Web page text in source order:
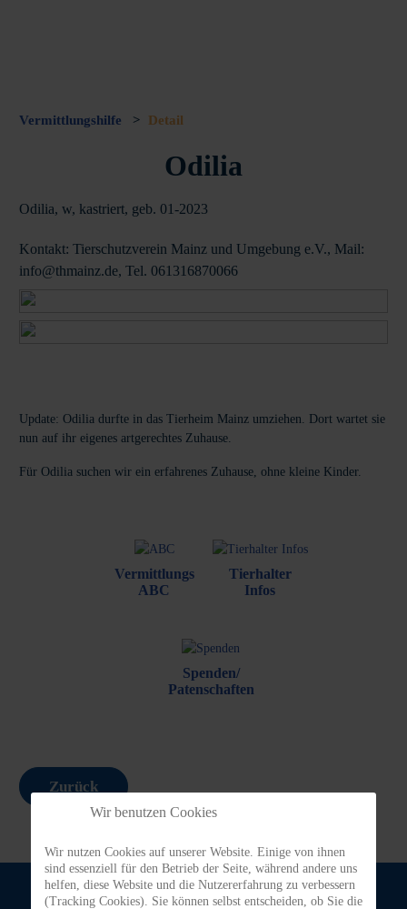
Vermittlungshilfe > Detail
Odilia
Odilia, w, kastriert, geb. 01-2023
Kontakt: Tierschutzverein Mainz und Umgebung e.V., Mail:
info@thmainz.de, Tel. 061316870066
Update: Odilia durfte in das Tierheim Mainz umziehen. Dort wartet sie
nun auf ihr eigenes artgerechtes Zuhause.
Für Odilia suchen wir ein erfahrenes Zuhause, ohne kleine Kinder.
Vermittlungs
ABC
Tierhalter
Infos
Spenden/
Patenschaften
Zurück
Wir benutzen Cookies
Wir nutzen Cookies auf unserer Website. Einige von ihnen
sind essenziell für den Betrieb der Seite, während andere uns
helfen, diese Website und die Nutzererfahrung zu verbessern
(Tracking Cookies). Sie können selbst entscheiden, ob Sie die